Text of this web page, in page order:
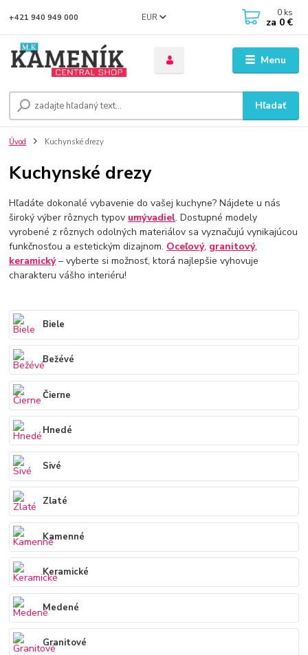
Menu
EUR
Hľadať
+421 940 949 000 0 ks
za 0 €
Úvod Kuchynské drezy
Kuchynské drezy
Hľadáte dokonalé vybavenie do vašej kuchyne? Nájdete u nás
široký výber rôznych typov umývadiel. Dostupné modely
vyrobené z rôznych odolných materiálov sa vyznačujú vynikajúcou
funkčnosťou a estetickým dizajnom. Oceľový, granitový,
keramický– vyberte si možnosť, ktorá najlepšie vyhovuje
charakteru vášho interiéru!
Biele
Bežévé
Čierne
Hnedé
Sivé
Zlaté
Kamenné
Keramické
Medené
Granitové